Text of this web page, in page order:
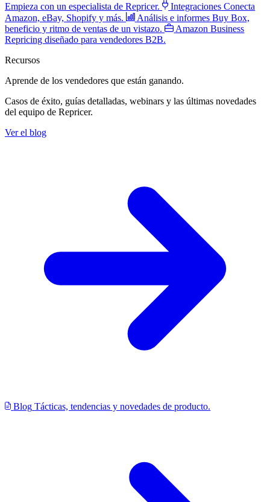
Empieza con un especialista de Repricer.
Integraciones Conecta
Amazon, eBay, Shopify y más.
Análisis e informes Buy Box,
beneficio y ritmo de ventas de un vistazo.
Amazon Business
Repricing diseñado para vendedores B2B.
Recursos
Aprende de los vendedores que están ganando.
Casos de éxito, guías detalladas, webinars y las últimas novedades
del equipo de Repricer.
Ver el blog
Blog Tácticas, tendencias y novedades de producto.